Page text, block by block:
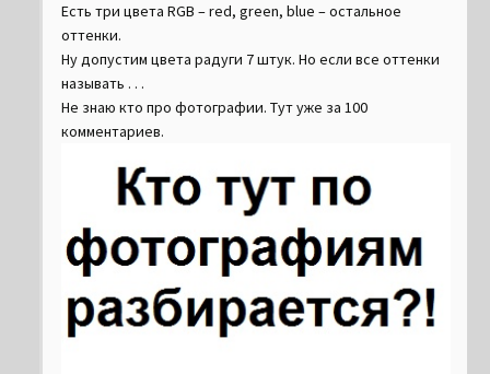
Есть три цвета RGB – red, green, blue – остальное
оттенки.
Ну допустим цвета радуги 7 штук. Но если все оттенки
называть . . .
Не знаю кто про фотографии. Тут уже за 100
комментариев.